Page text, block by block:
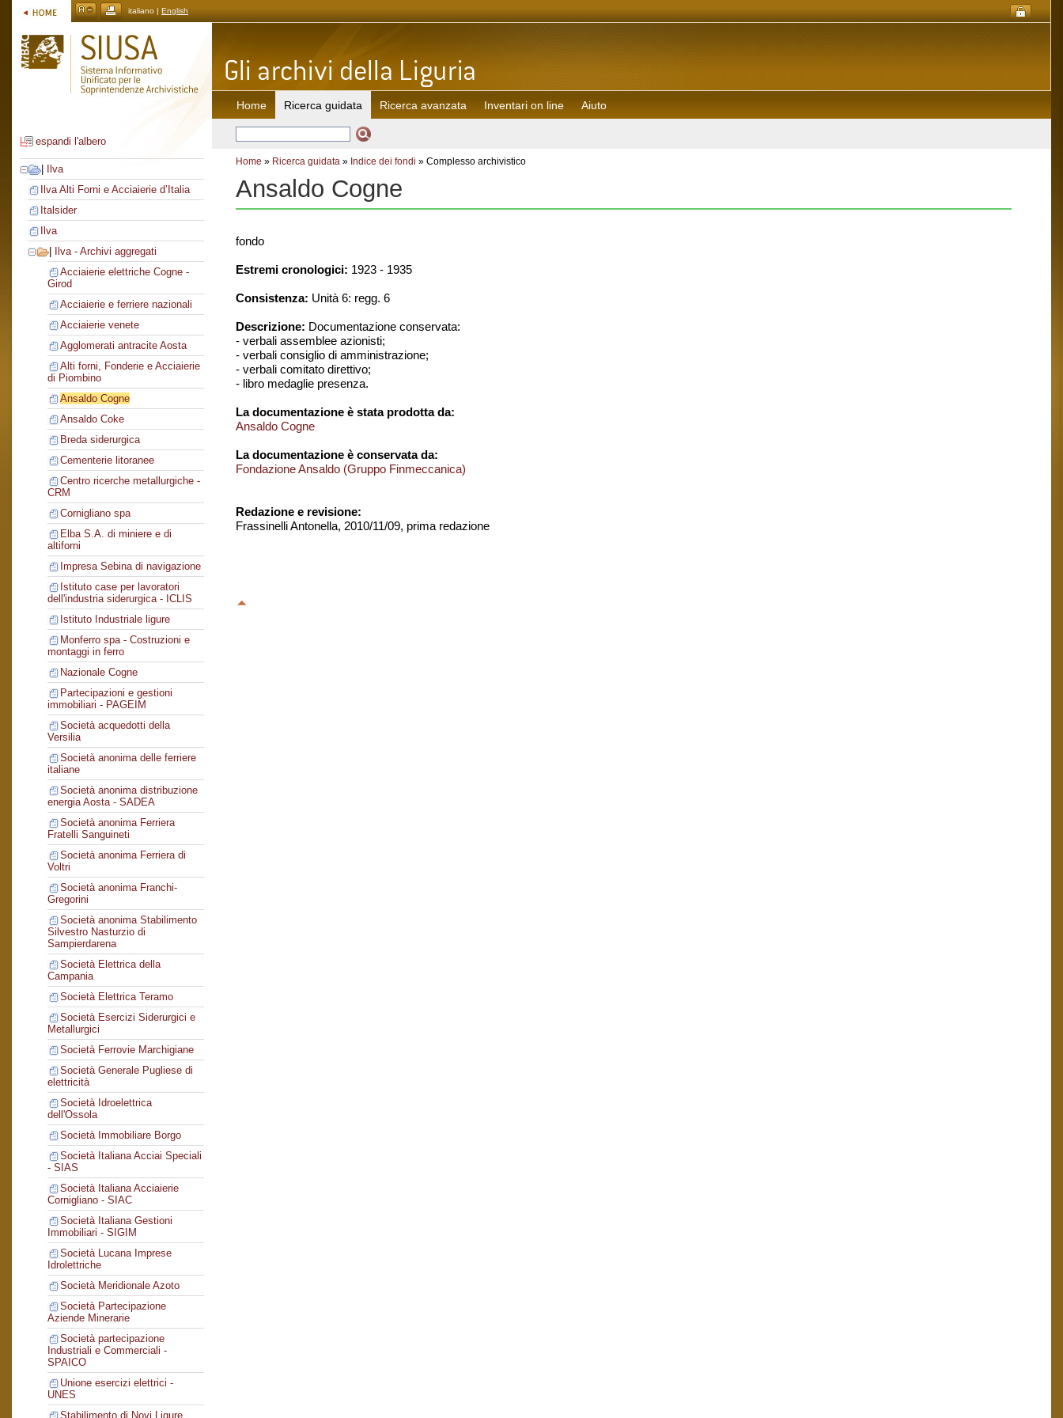
italiano | English
espandi l'albero
Ilva
Ilva Alti Forni e Acciaierie d’Italia
Italsider
Ilva
Ilva - Archivi aggregati
Acciaierie elettriche Cogne -
Girod
Acciaierie e ferriere nazionali
Acciaierie venete
Agglomerati antracite Aosta
Alti forni, Fonderie e Acciaierie
di Piombino
Ansaldo Cogne
Ansaldo Coke
Breda siderurgica
Cementerie litoranee
Centro ricerche metallurgiche -
CRM
Cornigliano spa
Elba S.A. di miniere e di
altiforni
Impresa Sebina di navigazione
Istituto case per lavoratori
dell'industria siderurgica - ICLIS
Istituto Industriale ligure
Monferro spa - Costruzioni e
montaggi in ferro
Nazionale Cogne
Partecipazioni e gestioni
immobiliari - PAGEIM
Società acquedotti della
Versilia
Società anonima delle ferriere
italiane
Società anonima distribuzione
energia Aosta - SADEA
Società anonima Ferriera
Fratelli Sanguineti
Società anonima Ferriera di
Voltri
Società anonima Franchi-
Gregorini
Società anonima Stabilimento
Silvestro Nasturzio di
Sampierdarena
Società Elettrica della
Campania
Società Elettrica Teramo
Società Esercizi Siderurgici e
Metallurgici
Società Ferrovie Marchigiane
Società Generale Pugliese di
elettricità
Società Idroelettrica
dell'Ossola
Società Immobiliare Borgo
Società Italiana Acciai Speciali
- SIAS
Società Italiana Acciaierie
Cornigliano - SIAC
Società Italiana Gestioni
Immobiliari - SIGIM
Società Lucana Imprese
Idrolettriche
Società Meridionale Azoto
Società Partecipazione
Aziende Minerarie
Società partecipazione
Industriali e Commerciali -
SPAICO
Unione esercizi elettrici -
UNES
Stabilimento di Novi Ligure
Home Ricerca guidata Ricerca avanzata Inventari on line Aiuto
Home » Ricerca guidata » Indice dei fondi » Complesso archivistico
Ansaldo Cogne
fondo
Estremi cronologici: 1923 - 1935
Consistenza: Unità 6: regg. 6
Descrizione: Documentazione conservata:
- verbali assemblee azionisti;
- verbali consiglio di amministrazione;
- verbali comitato direttivo;
- libro medaglie presenza.
La documentazione è stata prodotta da:
Ansaldo Cogne
La documentazione è conservata da:
Fondazione Ansaldo (Gruppo Finmeccanica)
Redazione e revisione:
Frassinelli Antonella, 2010/11/09, prima redazione